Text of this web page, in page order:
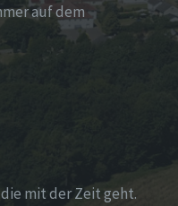
auf dem
mit der Zeit geht.